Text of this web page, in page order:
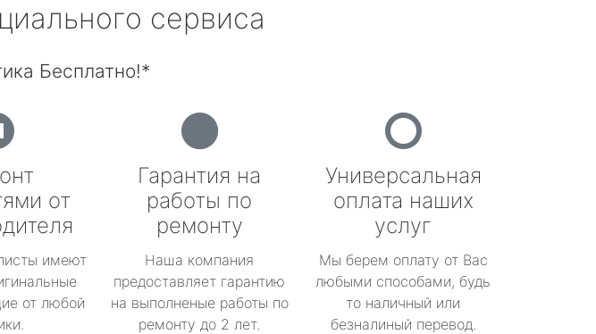
сервиса
Бесплатно!*
от
имеют
от любой
Гарантия на
работы по
ремонту
Наша компания
предоставляет гарантию
на выполненые работы по
ремонту до 2 лет.
Универсальная
оплата наших
услуг
Мы берем оплату от Вас
любыми способами, будь
то наличный или
безналиный перевод.